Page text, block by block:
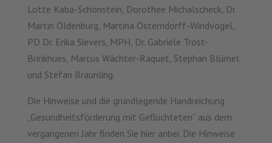
Lotte Kaba-Schönstein, Dorothee Michalscheck, Dr.
Martin Oldenburg, Martina Osterndorff-Windvogel,
PD Dr. Erika Sievers, MPH, Dr. Gabriele Trost-
Brinkhues, Marcus Wächter-Raquet, Stephan Blümel
und Stefan Bräunling.
Die Hinweise und die grundlegende Handreichung
„Gesundheitsförderung mit Geflüchteten“ aus dem
vergangenen Jahr finden Sie hier anbei. Die Hinweise